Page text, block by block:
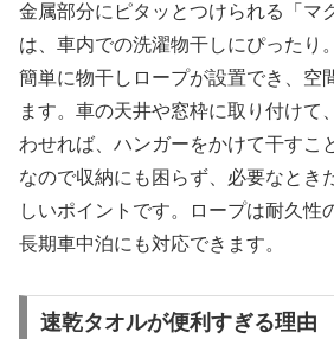
金属部分にピタッとつけられる「マ
は、車内での洗濯物干しにぴったり
簡単に物干しロープが設置でき、空
ます。車の天井や窓枠に取り付けて
わせれば、ハンガーをかけて干すこ
なので収納にも困らず、必要なとき
しいポイントです。ロープは耐久性
長期車中泊にも対応できます。
速乾タオルが便利すぎる理由